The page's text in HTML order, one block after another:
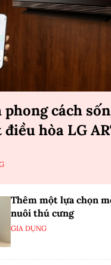
cách
hòa LG
Thêm một lựa chọn
nuôi thú cưng
GIA DỤNG